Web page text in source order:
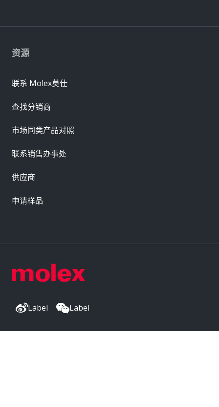
Label Label
资源
联系 Molex莫仕
查找分销商
市场同类产品对照
联系销售办事处
供应商
申请样品